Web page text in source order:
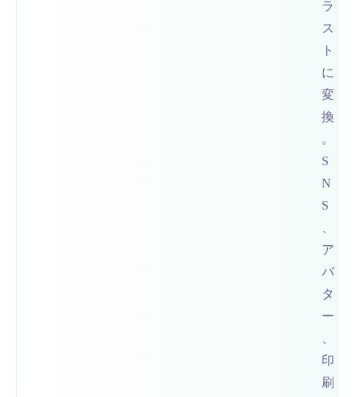
ラ
ス
ト
に
変
換
。
S
N
S
ア
バ
タ
ー
印
刷